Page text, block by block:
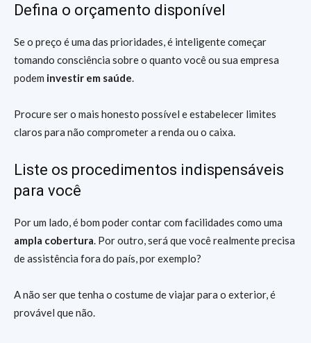
Defina o orçamento disponível
Se o preço é uma das prioridades, é inteligente começar
tomando consciência sobre o quanto você ou sua empresa
podem investir em saúde.
Procure ser o mais honesto possível e estabelecer limites
claros para não comprometer a renda ou o caixa.
Liste os procedimentos indispensáveis
para você
Por um lado, é bom poder contar com facilidades como uma
ampla cobertura. Por outro, será que você realmente precisa
de assistência fora do país, por exemplo?
A não ser que tenha o costume de viajar para o exterior, é
provável que não.